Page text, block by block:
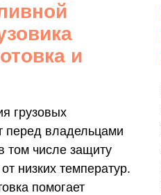
и
грузовых
перед владельцами
том числе защиту
низких температур.
помогает